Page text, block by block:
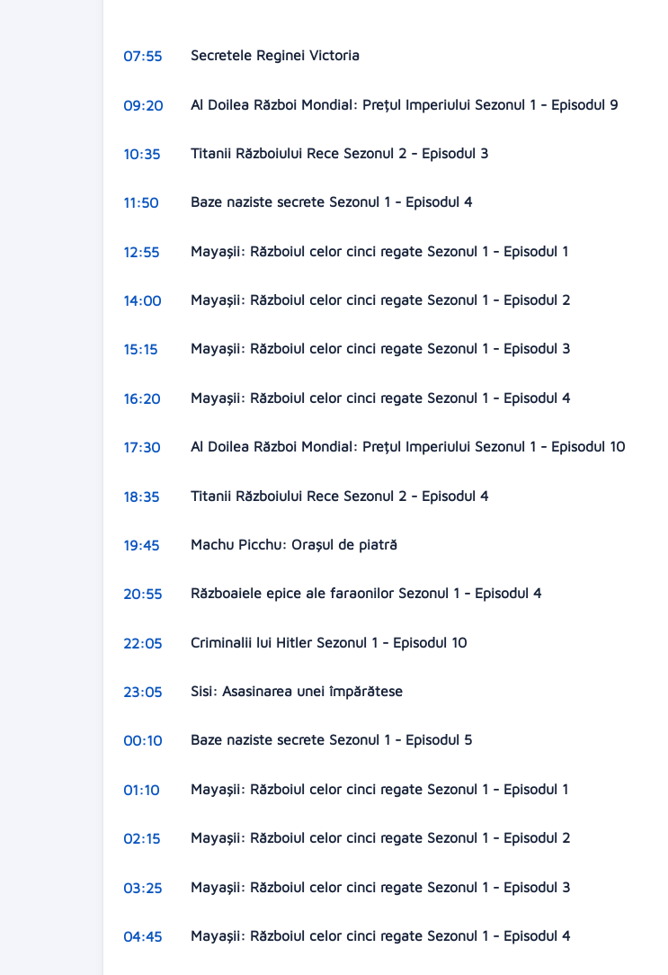
07:55 Secretele Reginei Victoria
09:20 Al Doilea Război Mondial: Prețul Imperiului Sezonul 1 - Episodul 9
10:35 Titanii Războiului Rece Sezonul 2 - Episodul 3
11:50 Baze naziste secrete Sezonul 1 - Episodul 4
12:55 Mayașii: Războiul celor cinci regate Sezonul 1 - Episodul 1
14:00 Mayașii: Războiul celor cinci regate Sezonul 1 - Episodul 2
15:15 Mayașii: Războiul celor cinci regate Sezonul 1 - Episodul 3
16:20 Mayașii: Războiul celor cinci regate Sezonul 1 - Episodul 4
17:30 Al Doilea Război Mondial: Prețul Imperiului Sezonul 1 - Episodul 10
18:35 Titanii Războiului Rece Sezonul 2 - Episodul 4
19:45 Machu Picchu: Orașul de piatră
20:55 Războaiele epice ale faraonilor Sezonul 1 - Episodul 4
22:05 Criminalii lui Hitler Sezonul 1 - Episodul 10
23:05 Sisi: Asasinarea unei împărătese
00:10 Baze naziste secrete Sezonul 1 - Episodul 5
01:10 Mayașii: Războiul celor cinci regate Sezonul 1 - Episodul 1
02:15 Mayașii: Războiul celor cinci regate Sezonul 1 - Episodul 2
03:25 Mayașii: Războiul celor cinci regate Sezonul 1 - Episodul 3
04:45 Mayașii: Războiul celor cinci regate Sezonul 1 - Episodul 4